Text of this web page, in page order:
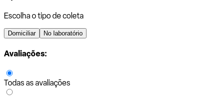
Escolha o tipo de coleta
Domiciliar No laboratório
Avaliações:
Todas as avaliações